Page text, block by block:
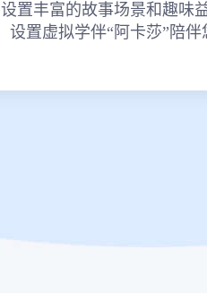
设置丰富的故事场景和趣味
设置虚拟学伴“阿卡莎”陪伴